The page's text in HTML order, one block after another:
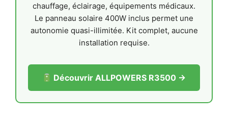
chauffage, éclairage, équipements médicaux.
Le panneau solaire 400W inclus permet une
autonomie quasi-illimitée. Kit complet, aucune
installation requise.
Découvrir ALLPOWERS R3500 →